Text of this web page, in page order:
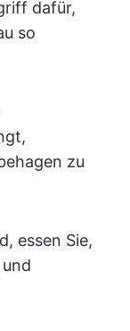
dafür,
so
zu
essen Sie,